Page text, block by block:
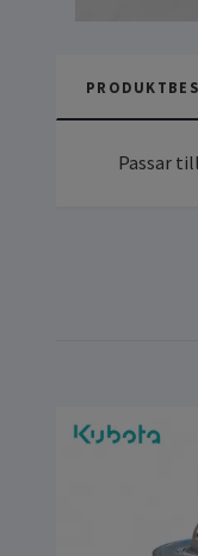
Passar